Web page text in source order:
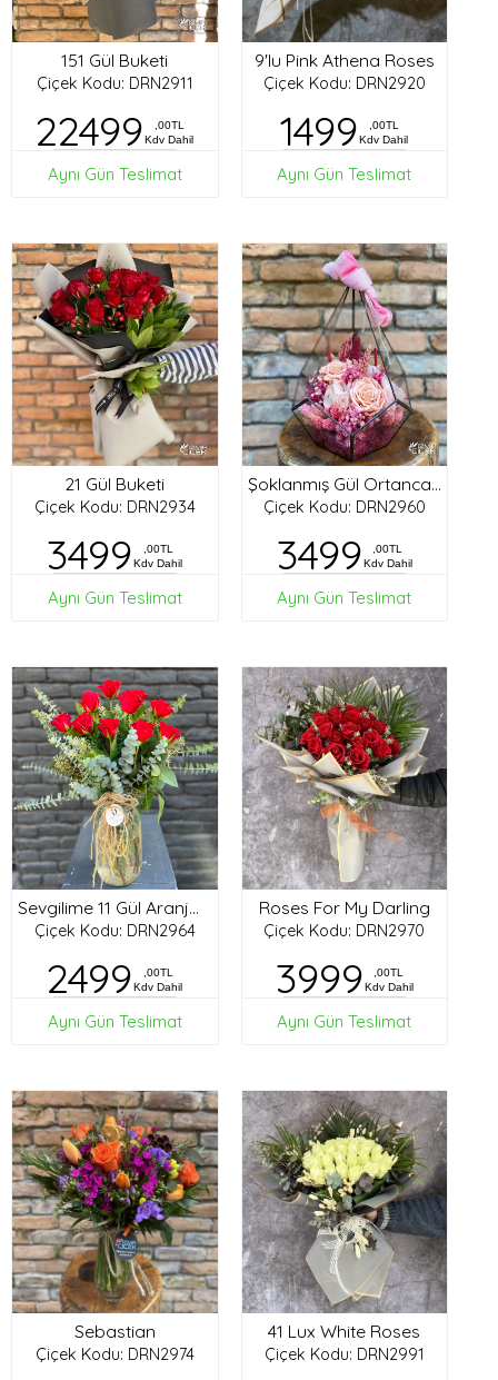
151 Gül Buketi
Çiçek Kodu: DRN2911
22499
,00TL
Kdv Dahil
Aynı Gün Teslimat
9'lu Pink Athena Roses
Çiçek Kodu: DRN2920
1499
,00TL
Kdv Dahil
Aynı Gün Teslimat
21 Gül Buketi
Çiçek Kodu: DRN2934
3499
,00TL
Kdv Dahil
Aynı Gün Teslimat
Şoklanmış Gül Ortanca Tasarım
Çiçek Kodu: DRN2960
3499
,00TL
Kdv Dahil
Aynı Gün Teslimat
Sevgilime 11 Gül Aranjman
Çiçek Kodu: DRN2964
2499
,00TL
Kdv Dahil
Aynı Gün Teslimat
Roses For My Darling
Çiçek Kodu: DRN2970
3999
,00TL
Kdv Dahil
Aynı Gün Teslimat
Sebastian
Çiçek Kodu: DRN2974
41 Lux White Roses
Çiçek Kodu: DRN2991